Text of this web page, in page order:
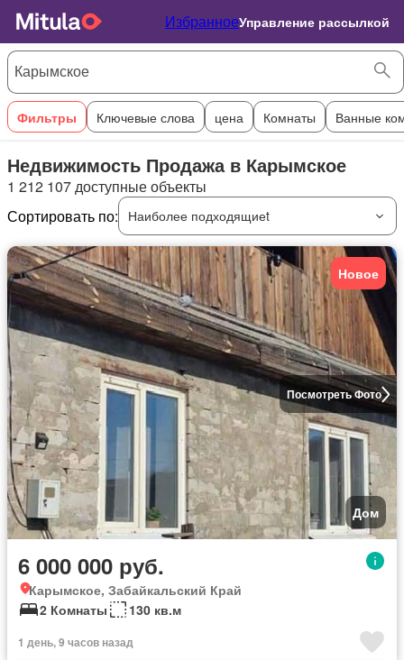
ИзбранноеУправление рассылкой
Фильтры Ключевые слова цена Комнаты Ванные
Недвижимость Продажа в Карымское
1 212 107 доступные объекты
Сортировать по:
Наиболее подходящиеt
Посмотреть Фото
Новое
Дом
6 000 000 руб.
Карымское, Забайкальский Край
2 Комнаты
130 кв.м
1 день, 9 часов назад